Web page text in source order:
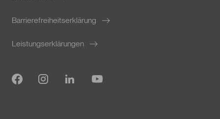
Barrierefreiheitserklärung
Leistungserklärungen